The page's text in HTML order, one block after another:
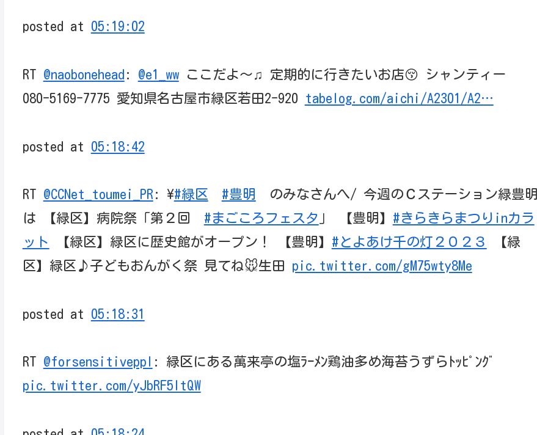
posted at 05:19:02
RT @naobonehead : @e1_wwここだよ〜♫ 定期的に行きたいお店😚 シャンティー
080-5169-7775 愛知県名古屋市緑区若田2-920
tabelog.com/aichi/A2301/A2…
posted at 05:18:42
RT @CCNet_toumei_PR : \#緑区 #豊明
のみなさんへ/ 今週のＣステーション緑豊明
は 【緑区】病院祭「第２回 #まごころフェスタ 」 【豊明】 #きらきらまつりinカラ
ット
【緑区】緑区に歴史館がオープン！ 【豊明】 #とよあけ千の灯２０２３
【緑
区】緑区♪子どもおんがく祭 見てね🐭生田 pic.twitter.com/gM75wty8Me
posted at 05:18:31
RT @forsensitiveppl
: 緑区にある萬来亭の塩ﾗｰﾒﾝ鶏油多め海苔うずらﾄｯﾋﾟﾝｸﾞ
pic.twitter.com/yJbRF5ItQW